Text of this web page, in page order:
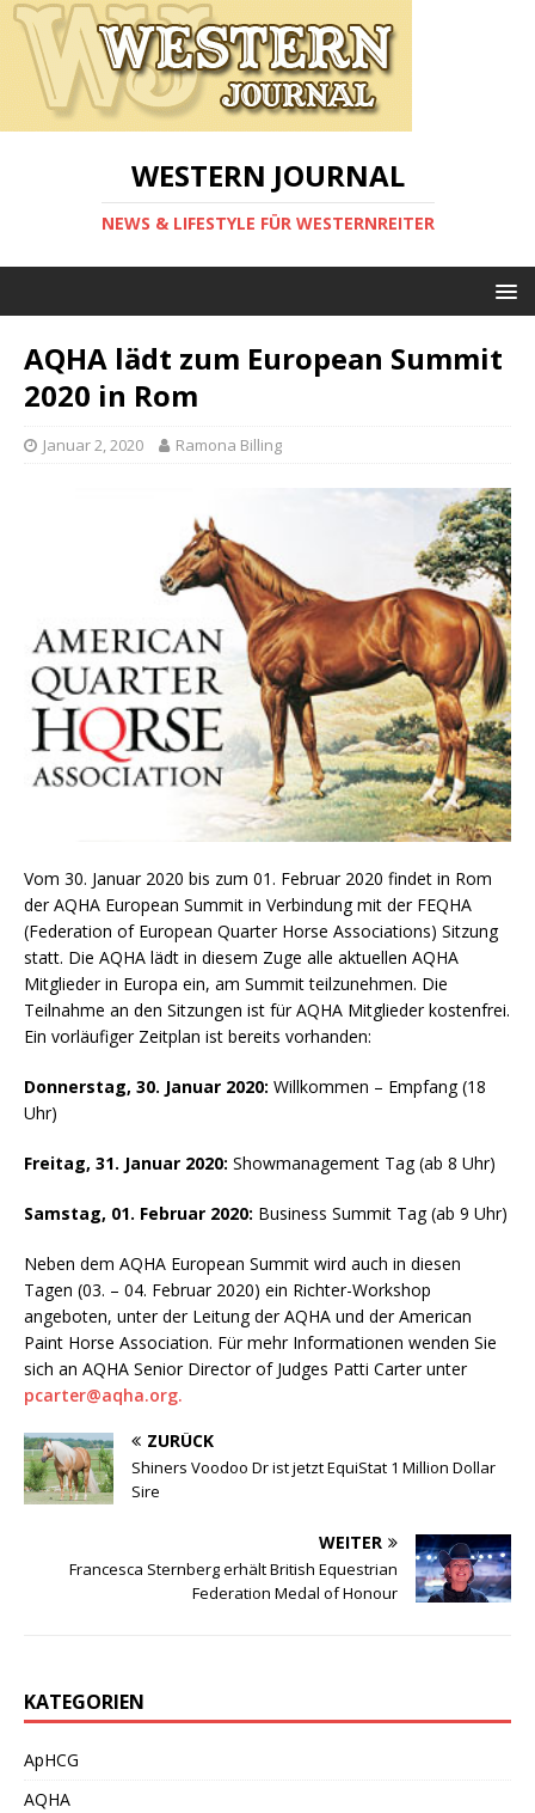
WESTERN JOURNAL
NEWS & LIFESTYLE FÜR WESTERNREITER
AQHA lädt zum European Summit
2020 in Rom
Januar 2, 2020 Ramona Billing
Vom 30. Januar 2020 bis zum 01. Februar 2020 findet in Rom
der AQHA European Summit in Verbindung mit der FEQHA
(Federation of European Quarter Horse Associations) Sitzung
statt. Die AQHA lädt in diesem Zuge alle aktuellen AQHA
Mitglieder in Europa ein, am Summit teilzunehmen. Die
Teilnahme an den Sitzungen ist für AQHA Mitglieder kostenfrei.
Ein vorläufiger Zeitplan ist bereits vorhanden:
Donnerstag, 30. Januar 2020: Willkommen – Empfang (18
Uhr)
Freitag, 31. Januar 2020: Showmanagement Tag (ab 8 Uhr)
Samstag, 01. Februar 2020: Business Summit Tag (ab 9 Uhr)
Neben dem AQHA European Summit wird auch in diesen
Tagen (03. – 04. Februar 2020) ein Richter-Workshop
angeboten, unter der Leitung der AQHA und der American
Paint Horse Association. Für mehr Informationen wenden Sie
sich an AQHA Senior Director of Judges Patti Carter unter
pcarter@aqha.org.
ZURÜCK
Shiners Voodoo Dr ist jetzt EquiStat 1 Million Dollar
Sire
WEITER
Francesca Sternberg erhält British Equestrian
Federation Medal of Honour
KATEGORIEN
ApHCG
AQHA